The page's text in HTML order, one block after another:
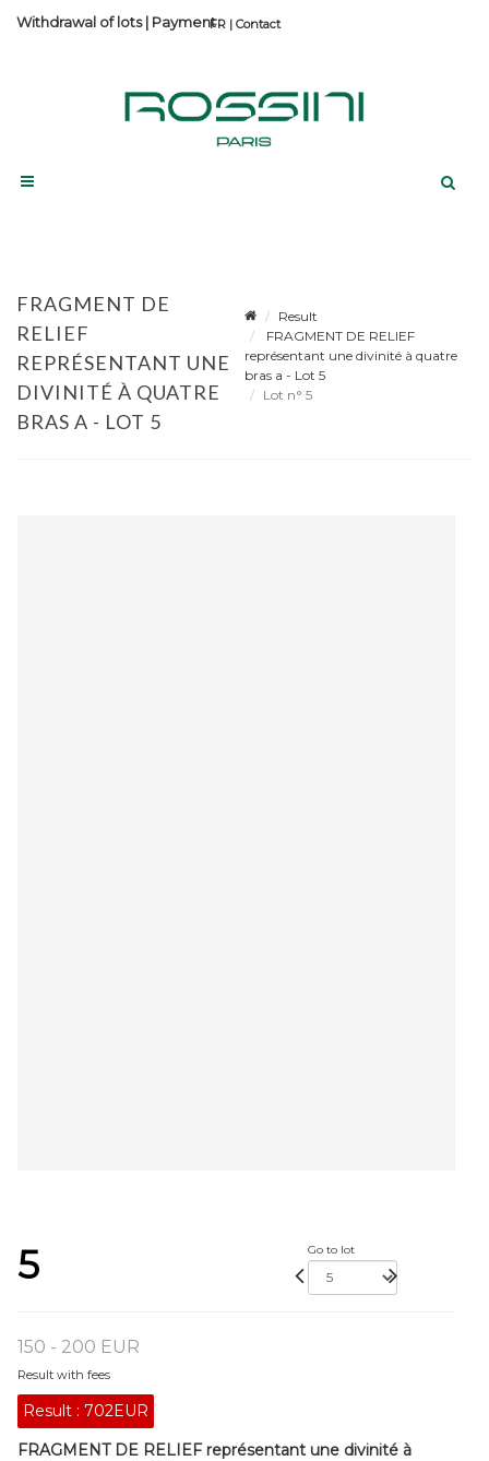
Contact
Withdrawal of lots| Payment
FRAGMENT DE
RELIEF
REPRÉSENTANT UNE
DIVINITÉ À QUATRE
BRAS A - LOT 5
Result
FRAGMENT DE RELIEF
représentant une divinité à quatre
bras a - Lot 5
Lot n° 5
5 Go to lot
150 - 200 EUR
Result with fees
Result : 702EUR
FRAGMENT DE RELIEF représentant une divinité à